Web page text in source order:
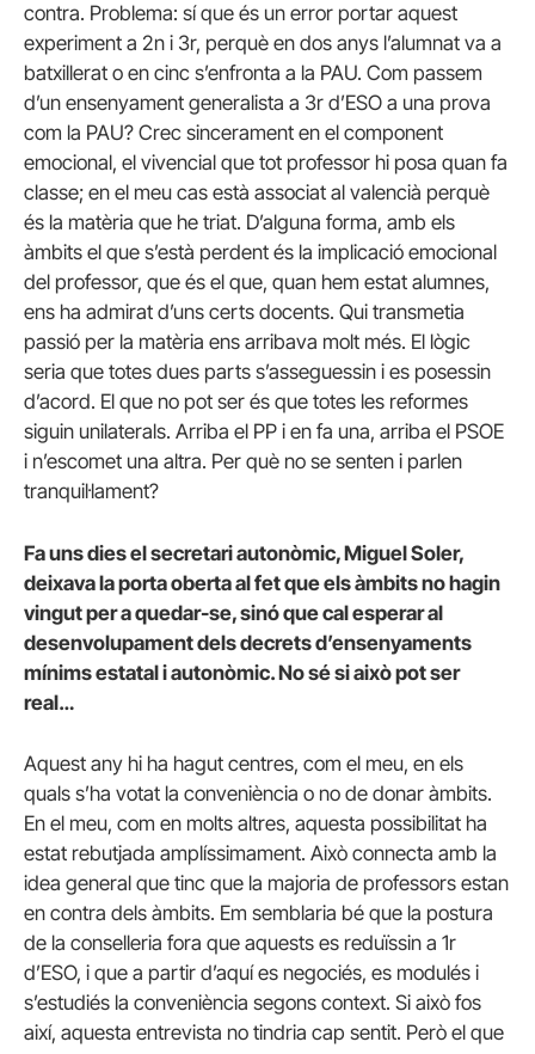
contra. Problema: sí que és un error portar aquest
experiment a 2n i 3r, perquè en dos anys l’alumnat va a
batxillerat o en cinc s’enfronta a la PAU. Com passem
d’un ensenyament generalista a 3r d’ESO a una prova
com la PAU? Crec sincerament en el component
emocional, el vivencial que tot professor hi posa quan fa
classe; en el meu cas està associat al valencià perquè
és la matèria que he triat. D’alguna forma, amb els
àmbits el que s’està perdent és la implicació emocional
del professor, que és el que, quan hem estat alumnes,
ens ha admirat d’uns certs docents. Qui transmetia
passió per la matèria ens arribava molt més. El lògic
seria que totes dues parts s’asseguessin i es posessin
d’acord. El que no pot ser és que totes les reformes
siguin unilaterals. Arriba el PP i en fa una, arriba el PSOE
i n’escomet una altra. Per què no se senten i parlen
tranquil·lament?
Fa uns dies el secretari autonòmic, Miguel Soler,
deixava la porta oberta al fet que els àmbits no hagin
vingut per a quedar-se, sinó que cal esperar al
desenvolupament dels decrets d’ensenyaments
mínims estatal i autonòmic. No sé si això pot ser
real…
Aquest any hi ha hagut centres, com el meu, en els
quals s’ha votat la conveniència o no de donar àmbits.
En el meu, com en molts altres, aquesta possibilitat ha
estat rebutjada amplíssimament. Això connecta amb la
idea general que tinc que la majoria de professors estan
en contra dels àmbits. Em semblaria bé que la postura
de la conselleria fora que aquests es reduïssin a 1r
d’ESO, i que a partir d’aquí es negociés, es modulés i
s’estudiés la conveniència segons context. Si això fos
així, aquesta entrevista no tindria cap sentit. Però el que